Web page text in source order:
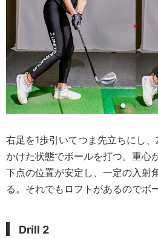
右足を1歩引いてつま先立ちにし
かけた状態でボールを打つ。重心
下点の位置が安定し、一定の入射
る。それでもロフトがあるのでボ
Drill 2